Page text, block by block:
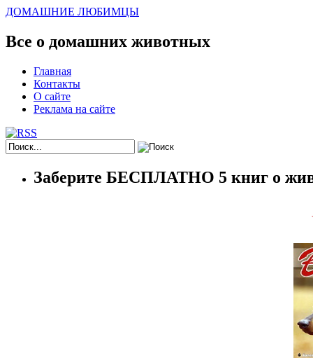
ДОМАШНИЕ ЛЮБИМЦЫ
Все о домашних животных
Главная
Контакты
О сайте
Реклама на сайте
Заберите БЕСПЛАТНО 5 книг о